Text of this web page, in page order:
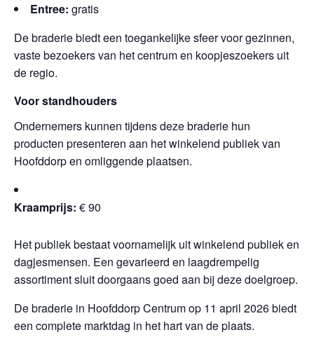
Entree: gratis
De braderie biedt een toegankelijke sfeer voor gezinnen,
vaste bezoekers van het centrum en koopjeszoekers uit
de regio.
Voor standhouders
Ondernemers kunnen tijdens deze braderie hun
producten presenteren aan het winkelend publiek van
Hoofddorp en omliggende plaatsen.
Kraamprijs: € 90
Het publiek bestaat voornamelijk uit winkelend publiek en
dagjesmensen. Een gevarieerd en laagdrempelig
assortiment sluit doorgaans goed aan bij deze doelgroep.
De braderie in Hoofddorp Centrum op 11 april 2026 biedt
een complete marktdag in het hart van de plaats.